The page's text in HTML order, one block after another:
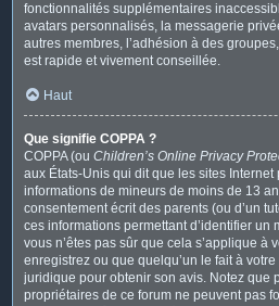
fonctionnalités supplémentaires
avatars personnalisés, la messagerie
autres membres, l’adhésion à des
est rapide et vivement conseillée.
Haut
Que signifie COPPA ?
COPPA (ou Children’s Online Privacy
aux États-Unis qui dit que les sites
informations de mineurs de moins de 13
consentement écrit des parents (ou d’un
ces informations permettant d’identifier un
vous n’êtes pas sûr que cela s’applique à
enregistrez ou que quelqu’un le fait à
juridique pour obtenir son avis. Notez que
propriétaires de ce forum ne peuvent pas